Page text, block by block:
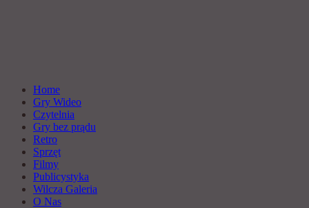
Home
Gry Wideo
Czytelnia
Gry bez prądu
Retro
Sprzęt
Filmy
Publicystyka
Wilcza Galeria
O Nas